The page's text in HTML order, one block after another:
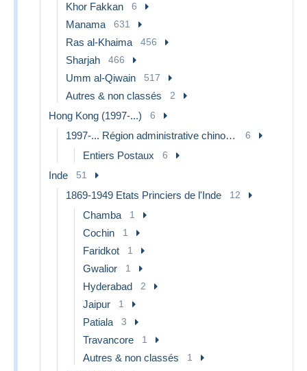
Khor Fakkan 6
Manama 631
Ras al-Khaima 456
Sharjah 466
Umm al-Qiwain 517
Autres & non classés 2
Hong Kong (1997-...) 6
1997-... Région administrative chinoise 6
Entiers Postaux 6
Inde 51
1869-1949 Etats Princiers de l'Inde 12
Chamba 1
Cochin 1
Faridkot 1
Gwalior 1
Hyderabad 2
Jaipur 1
Patiala 3
Travancore 1
Autres & non classés 1